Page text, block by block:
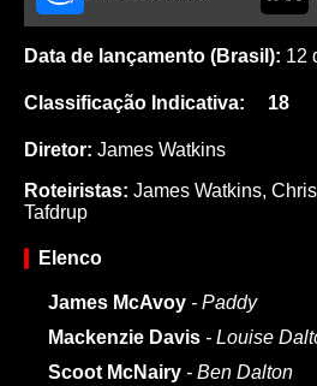
Data de lançamento (Brasil): 12
Classificação Indicativa: 18
Diretor: James Watkins
Roteiristas: James Watkins,
Tafdrup
Elenco
James McAvoy - Paddy
Mackenzie Davis - Louise
Scoot McNairy - Ben Dalton